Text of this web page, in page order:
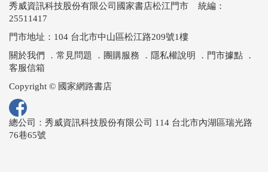
秀威資訊科技股份有限公司國家書店松江門市 統編：
25511417
門市地址：104 台北市中山區松江路209號1樓
關於我們
． 常見問題 ． 團購服務 ． 隱私權說明 ． 門市據點 ．
客服信箱
Copyright © 國家網路書店
總公司：秀威資訊科技股份有限公司 114 台北市內湖區瑞光路
76巷65號